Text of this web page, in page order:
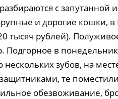
с
и дорогие кошки, в
тысяч рублей).
в
нескольких зубов, на
те
обезвоживание,